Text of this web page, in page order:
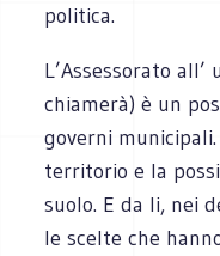
politica.
L’Assessorato
chiamerà) è un
governi
territorio e la
suolo. E da li, nei
le scelte che